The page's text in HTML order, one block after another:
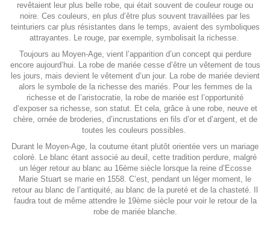
revêtaient leur plus belle robe, qui était souvent de couleur rouge ou
noire. Ces couleurs, en plus d’être plus souvent travaillées par les
teinturiers car plus résistantes dans le temps, avaient des symboliques
attrayantes. Le rouge, par exemple, symbolisait la richesse.
Toujours au Moyen-Age, vient l’apparition d’un concept qui perdure
encore aujourd’hui. La robe de mariée cesse d’être un vêtement de tous
les jours, mais devient le vêtement d’un jour. La robe de mariée devient
alors le symbole de la richesse des mariés. Pour les femmes de la
richesse et de l’aristocratie, la robe de mariée est l’opportunité
d’exposer sa richesse, son statut. Et cela, grâce à une robe, neuve et
chère, ornée de broderies, d’incrustations en fils d’or et d’argent, et de
toutes les couleurs possibles.
Durant le Moyen-Age, la coutume étant plutôt orientée vers un mariage
coloré. Le blanc étant associé au deuil, cette tradition perdure, malgré
un léger retour au blanc au 16ème siècle lorsque la reine d’Ecosse
Marie Stuart se marie en 1558. C’est, pendant un léger moment, le
retour au blanc de l’antiquité, au blanc de la pureté et de la chasteté. Il
faudra tout de même attendre le 19ème siècle pour voir le retour de la
robe de mariée blanche.